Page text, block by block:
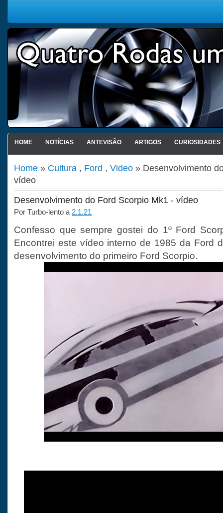
HOME NOTÍCIAS ANTEVISÃO ARTIGOS CURIOSIDADES
Home » Cultura , Ford , Video » Desenvolvimento
vídeo
Desenvolvimento do Ford Scorpio Mk1 - vídeo
Por Turbo-lento a 2.1.21
Confesso que sempre gostei do 1º Ford
Encontrei este vídeo interno de 1985 da Ford
desenvolvimento do primeiro Ford Scorpio.